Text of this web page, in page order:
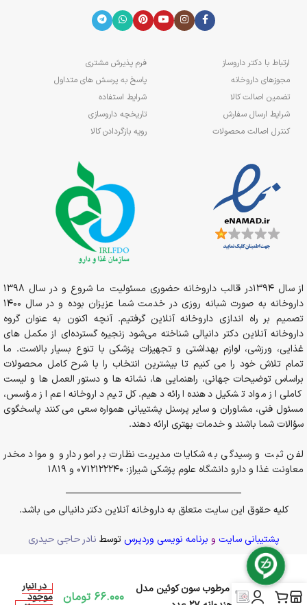
ارتباط با دکتر داروساز
مجوزهای داروخانه
تضمین اصالت کالا
شرایط ارسال سفارش
کنترل اصالت محصولات
فرم پذیرش مشتری
پاسخ به پرسش های متداول
شرایط استفاده
تاریخچه داروسازی
رویه بازگردادن کالا
از سال 1394در قالب داروخانه حضوری مسئولیت ما شروع و در سال 1398
داروخانه به صورت شبانه روزی در خدمت شما عزیزان بوده و در سال 1400
تصمیم بر راه اندازی داروخانه آنلاین گرفتیم. آنچه اکنون به عنوان گروه
داروخانه آنلاین دکتر دانیالی شناخته می‌شود زنجیره گسترده‌ای از مکمل های
غذایی، ورزشی، لوازم بهداشتی و تجهیزات پزشکی با تنوع بسیار بالاست. ما
تمام تلاش خود را می کنیم تا بیشترین انتخاب را با شرح کامل محصولات
براساس توضیحات جهانی، راهنمایی ها، نشانه ها و دستور العمل ها و لیست
کاملی از مواد تشکیل دهنده ارائه دهیم. کل تیم داروخانه اعم از مؤسس،
مسئول فنی، مشاوران و سایر پرسنل پشتیبانی همواره سعی می کنند پاسخگوی
سؤالات شما باشند و خدمات بهتری ارائه دهند.
لفن ثبت و رسیدگی به شکایات مدیریت نظارت بر امور دارو و مواد مخدر
معاونت غذا و دارو دانشگاه علوم پزشکی شیراز: 0712122240 و 1819
کلیه حقوق این سایت متعلق به داروخانه آنلاین دکتر دانیالی می باشد.
پشتیبانی سایت و برنامه نویسی وردپرس توسط نادر حاجی حیدری
دستمال مرطوب سون کوئین مدل
66.000 تومان
در انبار
موجود